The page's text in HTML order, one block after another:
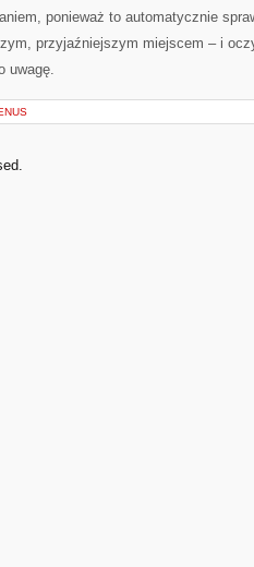
ponieważ to automatycznie
przyjaźniejszym miejscem – i
uwagę.